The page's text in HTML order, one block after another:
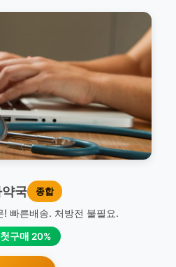
국 종합
! 빠른배송. 처방전 불필요.
구매 20%